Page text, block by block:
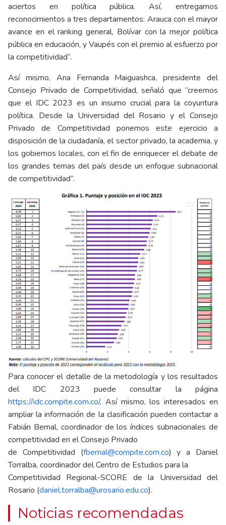
aciertos en política pública. Así, entregamos
reconocimientos a tres departamentos: Arauca con el mayor
avance en el ranking general, Bolívar con la mejor política
pública en educación, y Vaupés con el premio al esfuerzo por
la competitividad”.
Así mismo, Ana Fernanda Maiguashca, presidente del
Consejo Privado de Competitividad, señaló que “creemos
que el IDC 2023 es un insumo crucial para la coyuntura
política. Desde la Universidad del Rosario y el Consejo
Privado de Competitividad ponemos este ejercicio a
disposición de la ciudadanía, el sector privado, la academia, y
los gobiernos locales, con el fin de enriquecer el debate de
los grandes temas del país desde un enfoque subnacional
de competitividad”.
Para conocer el detalle de la metodología y los resultados
del IDC 2023 puede consultar la página
https://idc.compite.com.co/. Así mismo, los interesados en
ampliar la información de la clasificación pueden contactar a
Fabián Bernal, coordinador de los índices subnacionales de
competitividad en el Consejo Privado
de Competitividad (fbernal@compite.com.co) y a Daniel
Torralba, coordinador del Centro de Estudios para la
Competitividad Regional-SCORE de la Universidad del
Rosario (daniel.torralba@urosario.edu.co).
Noticias recomendadas